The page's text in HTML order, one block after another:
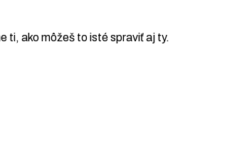
ti, ako môžeš to isté spraviť aj ty.